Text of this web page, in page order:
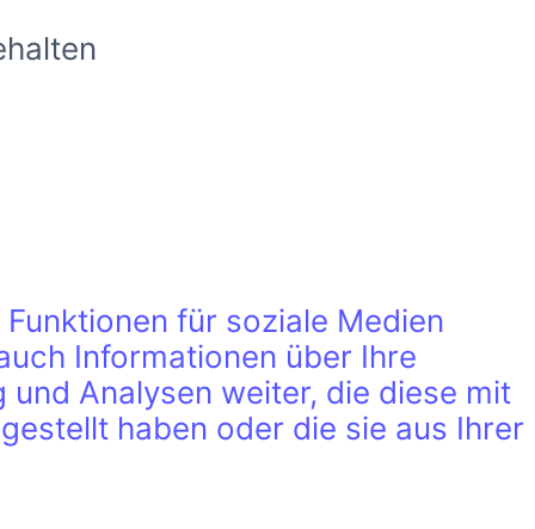
für soziale Medien
Informationen über Ihre
Analysen weiter, die diese mit
haben oder die sie aus Ihrer